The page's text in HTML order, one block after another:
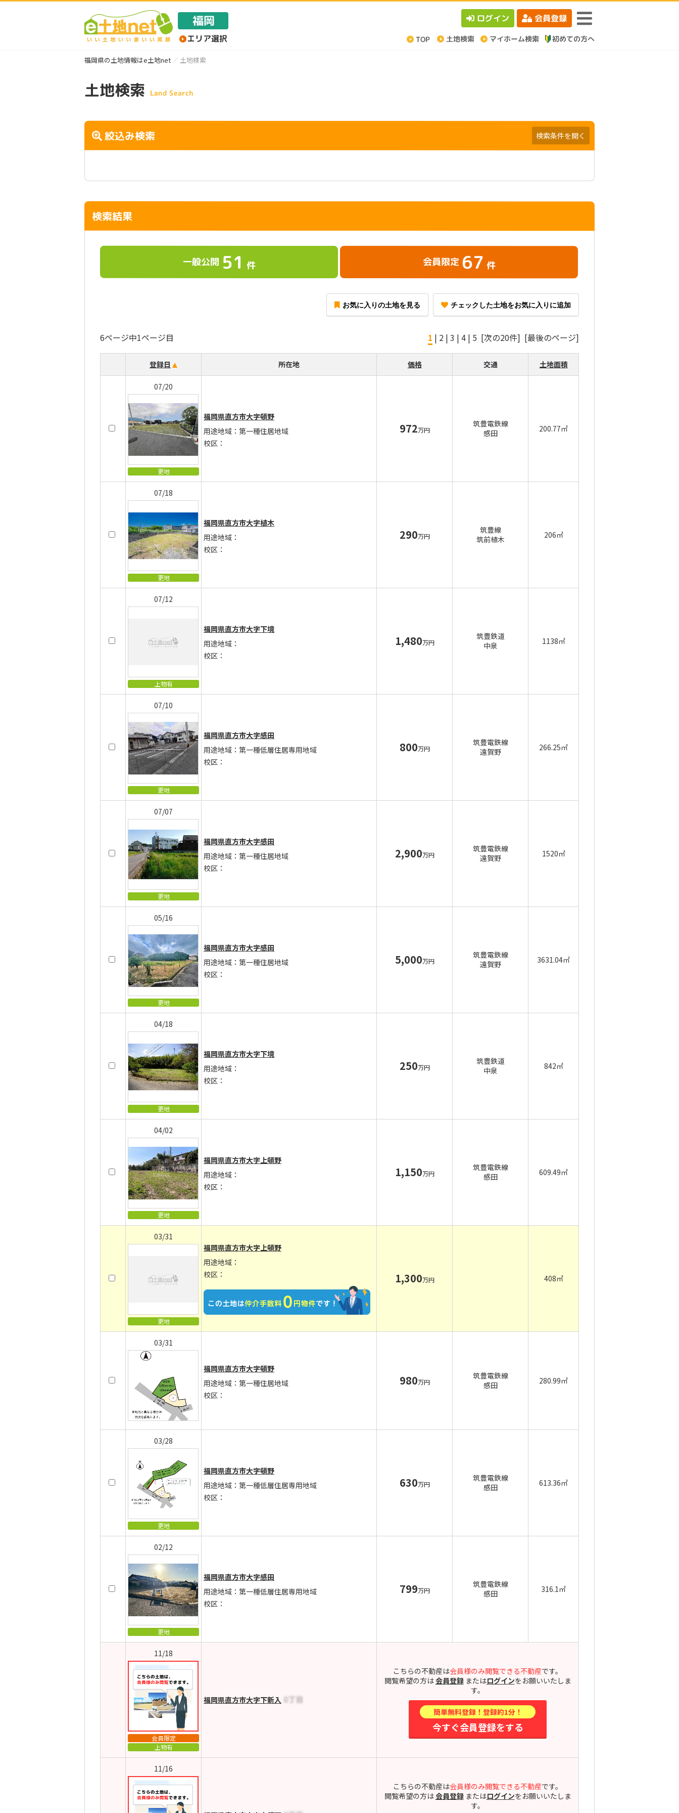
ログイン 会員登録
福岡県の土地情報はe土地net 土地検索
土地検索 Land Search
絞込み検索 検索条件を開く
検索結果
一般公開 51 件 会員限定 67 件
お気に入りの土地を見る チェックした土地をお気に入りに追加
6ページ中1ページ目 1 | 2 | 3 | 4 | 5 [次の20件] [最後のページ]
登録日 所在地 価格 交通 土地面積
07/20
更地
福岡県直方市大字頓野
用途地域：第一種住居地域
校区：
972万円
筑豊電鉄線
感田
200.77㎡
07/18
更地
福岡県直方市大字植木
用途地域：
校区：
290万円
筑豊線
筑前植木
206㎡
07/12
上物有
福岡県直方市大字下境
用途地域：
校区：
1,480万円
筑豊鉄道
中泉
1138㎡
07/10
更地
福岡県直方市大字感田
用途地域：第一種低層住居専用地域
校区：
800万円
筑豊電鉄線
遠賀野
266.25㎡
07/07
更地
福岡県直方市大字感田
用途地域：第一種住居地域
校区：
2,900万円
筑豊電鉄線
遠賀野
1520㎡
05/16
更地
福岡県直方市大字感田
用途地域：第一種住居地域
校区：
5,000万円
筑豊電鉄線
遠賀野
3631.04㎡
04/18
更地
福岡県直方市大字下境
用途地域：
校区：
250万円
筑豊鉄道
中泉
842㎡
04/02
更地
福岡県直方市大字上頓野
用途地域：
校区：
1,150万円
筑豊電鉄線
感田
609.49㎡
03/31
更地
福岡県直方市大字上頓野
用途地域：
校区：
1,300万円 408㎡
03/31
福岡県直方市大字頓野
用途地域：第一種住居地域
校区：
980万円
筑豊電鉄線
感田
280.99㎡
03/28
更地
福岡県直方市大字頓野
用途地域：第一種低層住居専用地域
校区：
630万円
筑豊電鉄線
感田
613.36㎡
02/12
更地
福岡県直方市大字感田
用途地域：第一種低層住居専用地域
校区：
799万円
筑豊電鉄線
感田
316.1㎡
11/18
会員限定
上物有
福岡県直方市大字下新入
こちらの不動産は会員様のみ閲覧できる不動産です。
閲覧希望の方は会員登録またはログインをお願いいたしま
す。
簡単無料登録！登録約1分！
今すぐ会員登録をする
11/16
こちらの不動産は会員様のみ閲覧できる不動産です。
閲覧希望の方は会員登録またはログインをお願いいたしま
す。